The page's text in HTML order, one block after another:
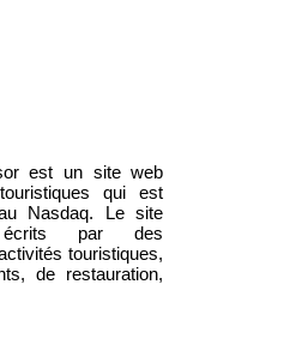
est un site web
qui est
Nasdaq. Le site
par des
touristiques,
de restauration,